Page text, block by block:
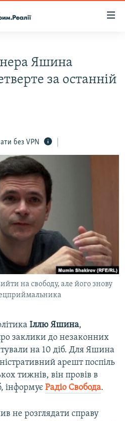
Яшина
за останній
без VPN
на свободу, але його знову
Іллю Яшина,
заклики до незаконних
на 10 діб. Для Яшина
арешт поспіль
тижнів, він провів в
інформує Радіо Свобода.
не розглядати справу